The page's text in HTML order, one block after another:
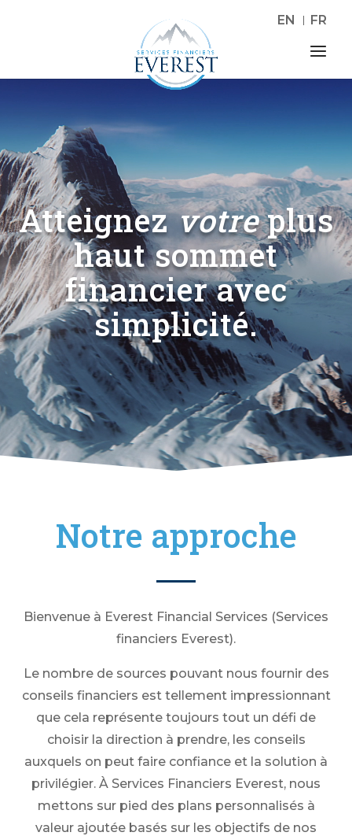
EN FR
Atteignezvotreplus
haut sommet
financier avec
simplicité.
Notre approche
Bienvenue à Everest Financial Services (Services
financiers Everest).
Le nombre de sources pouvant nous fournir des
conseils financiers est tellement impressionnant
que cela représente toujours tout un défi de
choisir la direction à prendre, les conseils
auxquels on peut faire confiance et la solution à
privilégier. À Services Financiers Everest, nous
mettons sur pied des plans personnalisés à
valeur ajoutée basés sur les objectifs de nos